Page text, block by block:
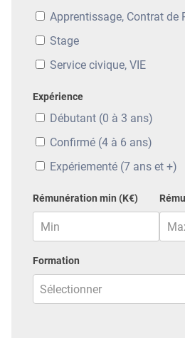
Apprentissage, Contrat
Stage
Service civique, VIE
Expérience
Débutant (0 à 3 ans)
Confirmé (4 à 6 ans)
Expériementé (7 ans et +)
Rémunération min (K€)
Formation